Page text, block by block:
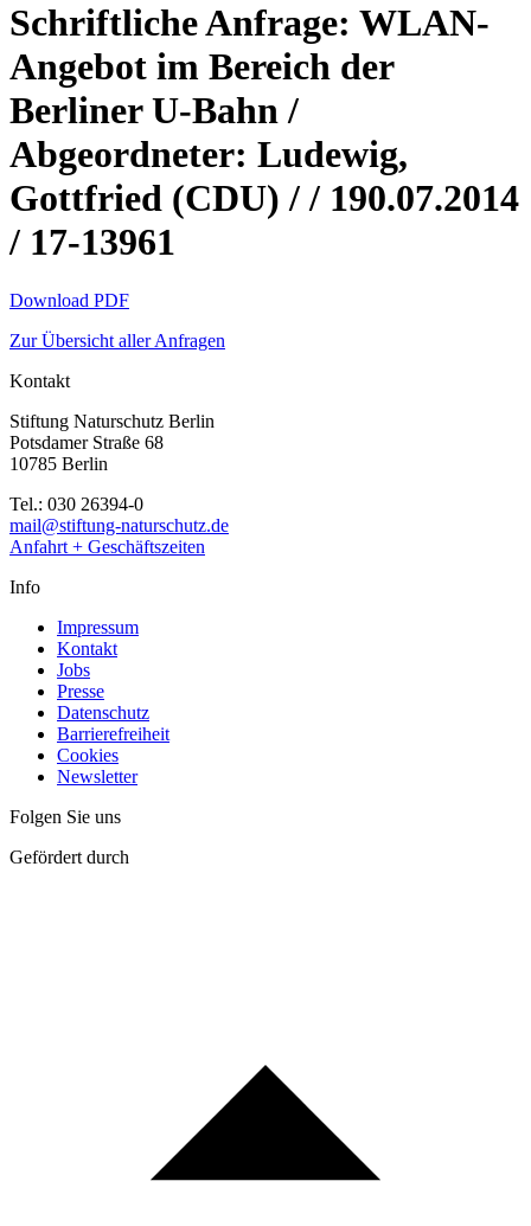
Schriftliche Anfrage: WLAN-
Angebot im Bereich der
Berliner U-Bahn /
Abgeordneter: Ludewig,
Gottfried (CDU) / / 190.07.2014
/ 17-13961
Download PDF
Zur Übersicht aller Anfragen
Kontakt
Stiftung Naturschutz Berlin
Potsdamer Straße 68
10785 Berlin
Tel.: 030 26394-0
mail@stiftung-naturschutz.de
Anfahrt + Geschäftszeiten
Info
Impressum
Kontakt
Jobs
Presse
Datenschutz
Barrierefreiheit
Cookies
Newsletter
Folgen Sie uns
Gefördert durch